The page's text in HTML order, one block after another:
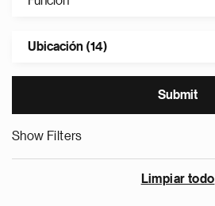
Ubicación (14)
Show Filters
Limpiar todo